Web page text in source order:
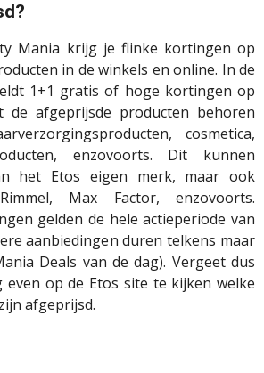
Mania krijg je flinke kortingen op
in de winkels en online. In de
1+1 gratis of hoge kortingen op
de afgeprijsde producten behoren
cosmetica,
enzovoorts. Dit kunnen
het Etos eigen merk, maar ook
Max Factor, enzovoorts.
gelden de hele actieperiode van
aanbiedingen duren telkens maar
Deals van de dag). Vergeet dus
even op de Etos site te kijken welke
afgeprijsd.